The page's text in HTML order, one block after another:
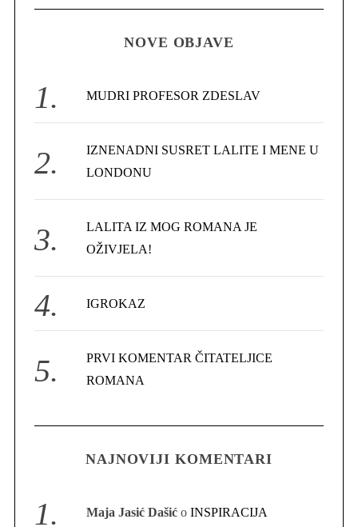
o
C
NOVE OBJAVE
MUDRI PROFESOR ZDESLAV
IZNENADNI SUSRET LALITE I MENE U
LONDONU
LALITA IZ MOG ROMANA JE
OŽIVJELA!
IGROKAZ
PRVI KOMENTAR ČITATELJICE
ROMANA
NAJNOVIJI KOMENTARI
Maja Jasić Dašić oINSPIRACIJA
e